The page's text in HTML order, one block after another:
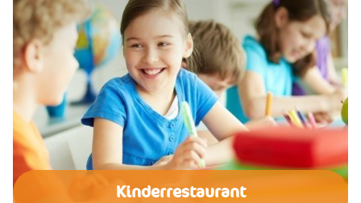
Kinderrestaurant